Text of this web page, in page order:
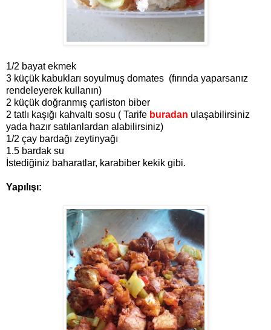
1/2 bayat ekmek
3 küçük kabukları soyulmuş domates (fırında yaparsanız
rendeleyerek kullanın)
2 küçük doğranmış çarliston biber
2 tatlı kaşığı kahvaltı sosu ( Tarife buradan ulaşabilirsiniz
yada hazır satılanlardan alabilirsiniz)
1/2 çay bardağı zeytinyağı
1.5 bardak su
İstediğiniz baharatlar, karabiber kekik gibi.
Yapılışı: